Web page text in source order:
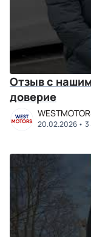
Отзыв с
доверие
20.02.2026 3